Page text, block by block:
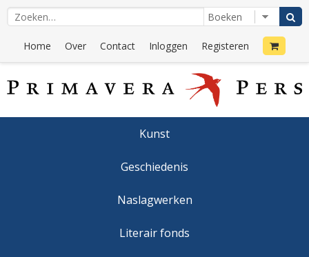
Home Over Contact Inloggen Registeren
Kunst
Geschiedenis
Naslagwerken
Literair fonds